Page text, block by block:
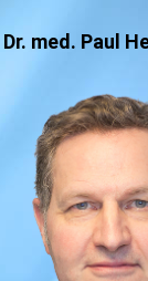
Dr. med. Paul